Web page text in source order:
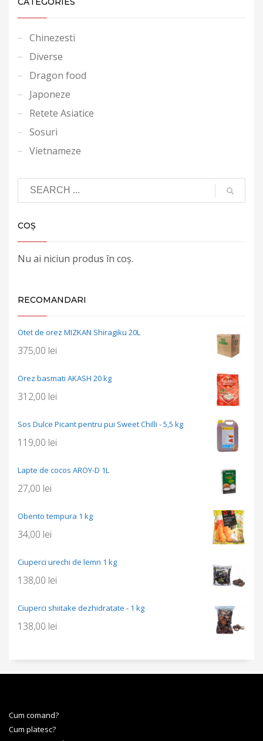
Chinezesti
Diverse
Dragon food
Japoneze
Retete Asiatice
Sosuri
Vietnameze
COȘ
Nu ai niciun produs în coș.
RECOMANDARI
Otet de orez MIZKAN Shiragiku 20L
375,00 lei
Orez basmati AKASH 20 kg
312,00 lei
Sos Dulce Picant pentru pui Sweet Chilli - 5,5 kg
119,00 lei
Lapte de cocos AROY-D 1L
27,00 lei
Obento tempura 1 kg
34,00 lei
Ciuperci urechi de lemn 1 kg
138,00 lei
Ciuperci shiitake dezhidratate - 1 kg
138,00 lei
Cum comand?
Cum platesc?